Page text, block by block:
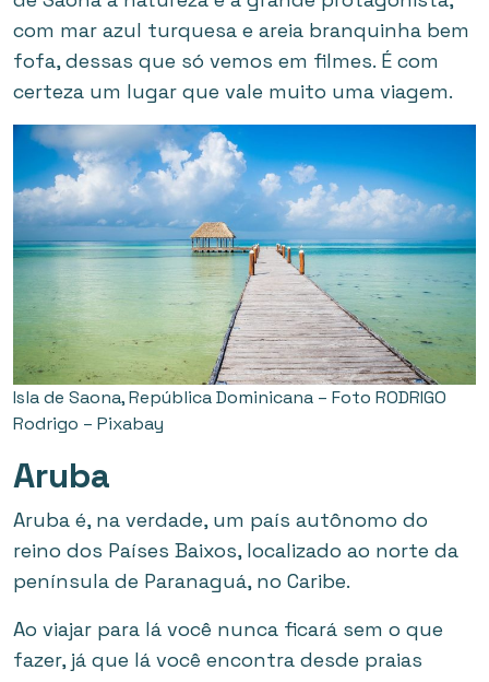
com mar azul turquesa e areia branquinha bem
fofa, dessas que só vemos em filmes. É com
certeza um lugar que vale muito uma viagem.
Isla de Saona, República Dominicana – Foto RODRIGO
Rodrigo – Pixabay
Aruba
Aruba é, na verdade, um país autônomo do
reino dos Países Baixos, localizado ao norte da
península de Paranaguá, no Caribe.
Ao viajar para lá você nunca ficará sem o que
fazer, já que lá você encontra desde praias